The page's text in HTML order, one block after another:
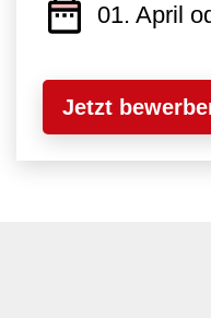
01. April
Jetzt